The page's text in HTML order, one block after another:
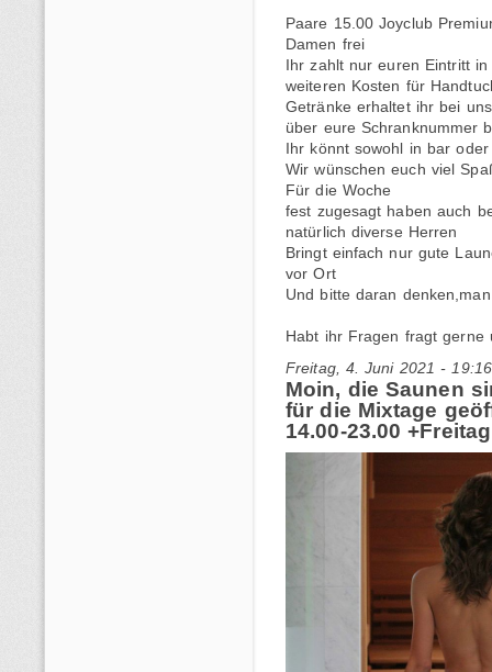
Paare 15.00 Joyclub
Damen frei
Ihr zahlt nur euren Eintritt
weiteren Kosten für
Getränke erhaltet ihr bei
über eure Schranknummer
Ihr könnt sowohl in bar
Wir wünschen euch viel
Für die Woche
fest zugesagt haben auch
natürlich diverse Herren
Bringt einfach nur gute
vor Ort
Und bitte daran
Habt ihr Fragen fragt gerne
Freitag, 4. Juni 2021 -
Moin, die Saunen
für die Mixtage
14.00-23.00